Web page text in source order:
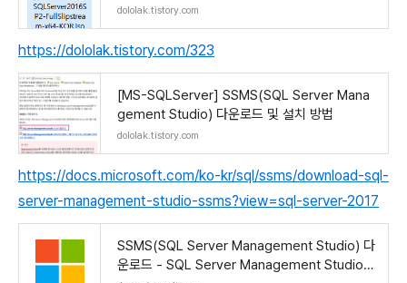
dololak.tistory.com
https://dololak.tistory.com/323
[MS-SQLServer] SSMS(SQL Server Mana
gement Studio) 다운로드 및 설치 방법
dololak.tistory.com
https://docs.microsoft.com/ko-kr/sql/ssms/download-sql-
server-management-studio-ssms?view=sql-server-2017
SSMS(SQL Server Management Studio) 다
운로드 - SQL Server Management Studio